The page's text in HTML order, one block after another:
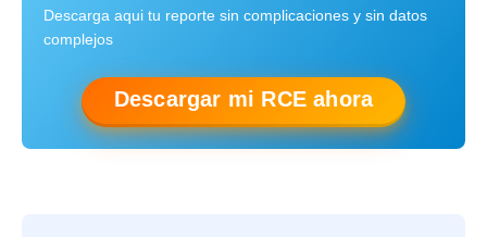
Descarga aqui tu reporte sin complicaciones y sin datos
complejos
Descargar mi RCE ahora